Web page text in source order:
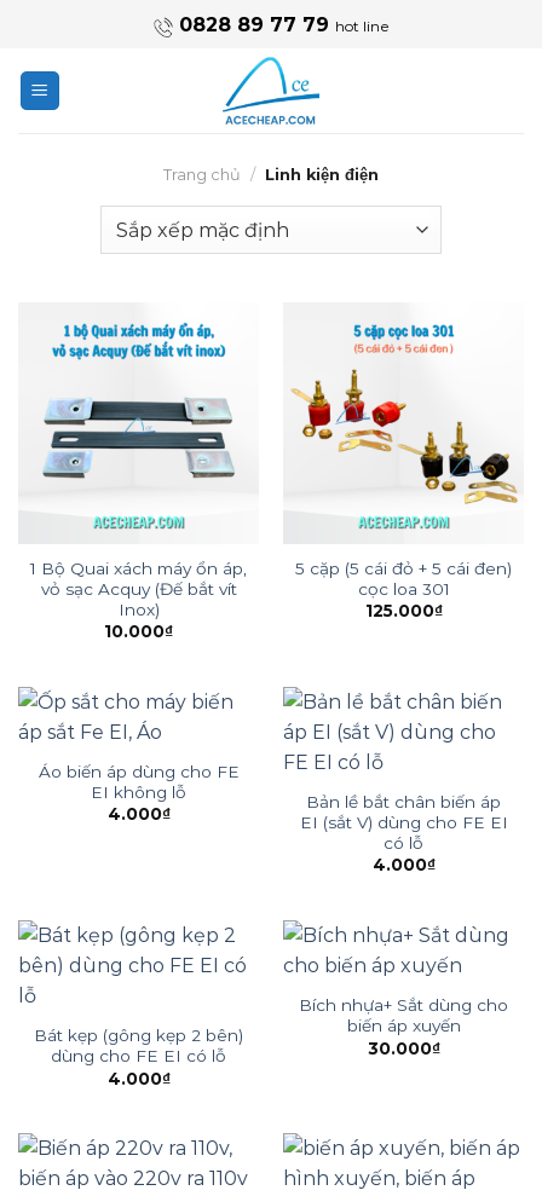
content
0828 89 77 79 hot line
Trang chủ / Linh kiện điện
1 Bộ Quai xách máy ổn áp,
vỏ sạc Acquy (Đế bắt vít
Inox)
10.000₫
5 cặp (5 cái đỏ + 5 cái đen)
cọc loa 301
125.000₫
Áo biến áp dùng cho FE
EI không lỗ
4.000₫
Bản lề bắt chân biến áp
EI (sắt V) dùng cho FE EI
có lỗ
4.000₫
Bát kẹp (gông kẹp 2 bên)
dùng cho FE EI có lỗ
4.000₫
Bích nhựa+ Sắt dùng cho
biến áp xuyến
30.000₫